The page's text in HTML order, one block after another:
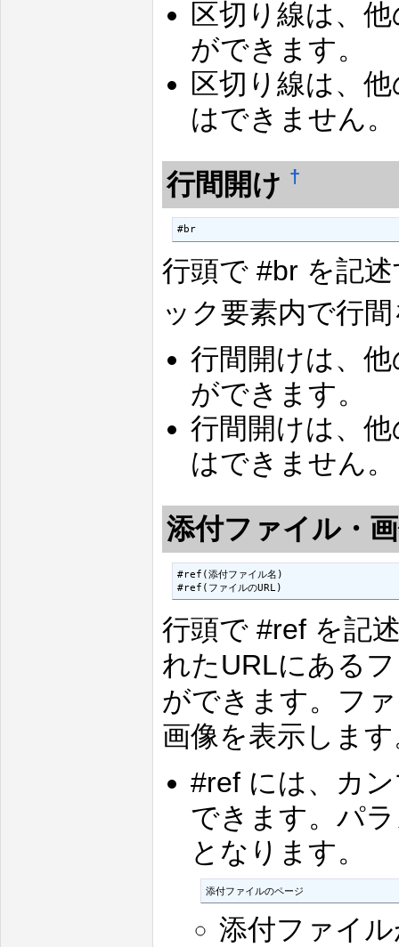
区切り線は、
ができます。
区切り線は、
はできません。
行間開け †
#br
行頭で #br を記
ック要素内で行
行間開けは、
ができます。
行間開けは、
はできません。
添付ファイル・
#ref(添付ファイル名)
#ref(ファイルのURL)
行頭で #ref を記
れたURLにある
ができます。フ
画像を表示しま
#ref には、カ
できます。パ
となります。
添付ファイルのページ
添付ファイ